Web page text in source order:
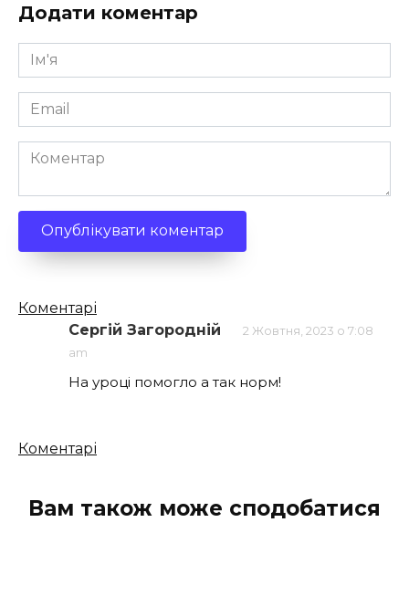
Додати коментар
Ім'я
*
Email
*
Коментар
Кількість
коментарів
Коментарі
Сергій Загородній
2 Жовтня, 2023 о 7:08
am
На уроці помогло а так норм!
Кількість
Коментарі
Вам також може сподобатися